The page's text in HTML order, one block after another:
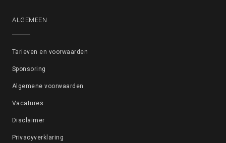
ALGEMEEN
Tarieven en voorwaarden
Sponsoring
Algemene voorwaarden
Vacatures
Disclaimer
Privacyverklaring